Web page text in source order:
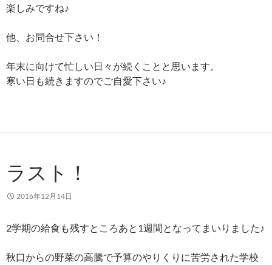
楽しみですね♪
他、お問合せ下さい！
年末に向けて忙しい日々が続くことと思います。
寒い日も続きますのでご自愛下さい♪
ラスト！
2016年12月14日
2学期の給食も残すところあと1週間となってまいりました♪
秋口からの野菜の高騰で予算のやりくりに苦労された学校